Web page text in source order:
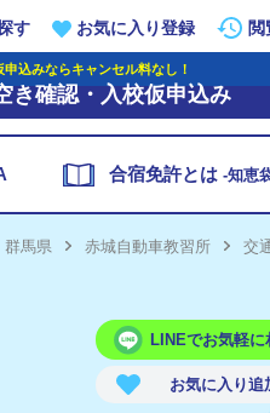
す お気に入り登録
申込みならキャンセル料なし！
き確認・入校仮申込み
合宿免許とは -知恵
群馬県 赤城自動車教習所 交
LINEでお気軽に